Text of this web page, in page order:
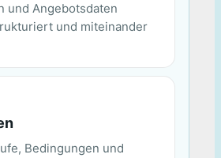
und Angebotsdaten
und miteinander
Bedingungen und